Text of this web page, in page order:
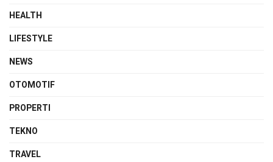
HEALTH
LIFESTYLE
NEWS
OTOMOTIF
PROPERTI
TEKNO
TRAVEL